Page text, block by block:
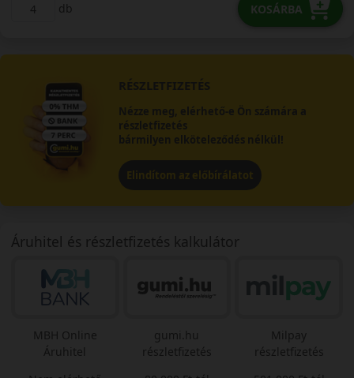
db KOSÁRBA
RÉSZLETFIZETÉS
Nézze meg, elérhető-e Ön számára a
részletfizetés
bármilyen elköteleződés nélkül!
Elindítom az előbírálatot
Áruhitel és részletfizetés kalkulátor
MBH Online
Áruhitel
gumi.hu
részletfizetés
Milpay
részletfizetés